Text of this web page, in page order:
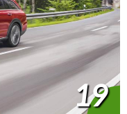
19